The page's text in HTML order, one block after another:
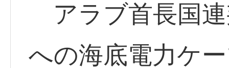
アラブ首長国
への海底電力ケ